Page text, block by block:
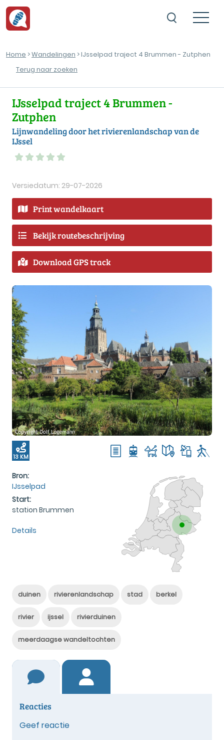
Home >Wandelingen > IJsselpad traject 4 Brummen - Zutphen
Terug naar zoeken
IJsselpad traject 4 Brummen -
Zutphen
Lijnwandeling door het rivierenlandschap van de
IJssel
Versiedatum: 29-07-2026
Print wandelkaart
Bekijk routebeschrijving
Download GPS track
13 KM
Bron:
IJsselpad
Start:
station Brummen
Details
duinen rivierenlandschap stad berkel
rivier ijssel rivierduinen
meerdaagse wandeltochten
Reacties
Geef reactie